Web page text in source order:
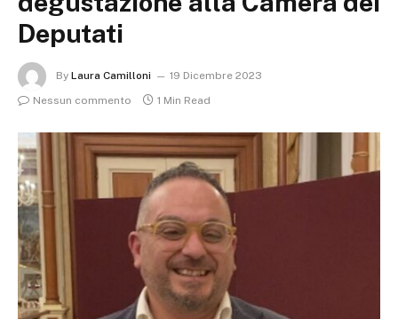
Deputati
By Laura Camilloni
19 Dicembre 2023
Nessun commento
1 Min Read